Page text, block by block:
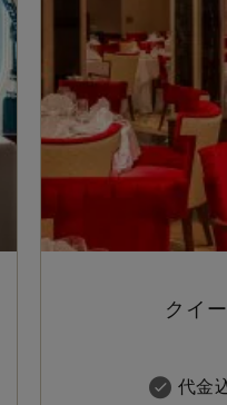
クイ
代金